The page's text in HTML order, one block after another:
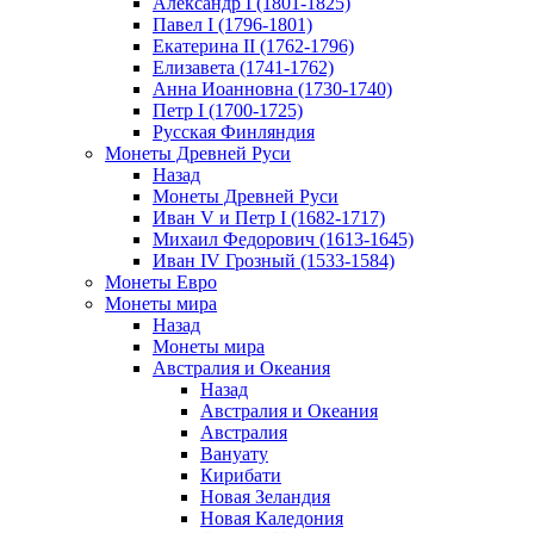
Павел I (1796-1801)
Екатерина II (1762-1796)
Елизавета (1741-1762)
Анна Иоанновна (1730-1740)
Петр I (1700-1725)
Русская Финляндия
Монеты Древней Руси
Назад
Монеты Древней Руси
Иван V и Петр I (1682-1717)
Михаил Федорович (1613-1645)
Иван IV Грозный (1533-1584)
Монеты Евро
Монеты мира
Назад
Монеты мира
Австралия и Океания
Назад
Австралия и Океания
Австралия
Вануату
Кирибати
Новая Зеландия
Новая Каледония